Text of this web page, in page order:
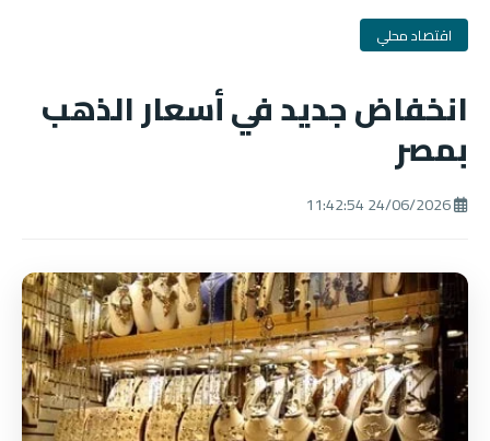
اقتصاد محلي
انخفاض جديد في أسعار الذهب
بمصر